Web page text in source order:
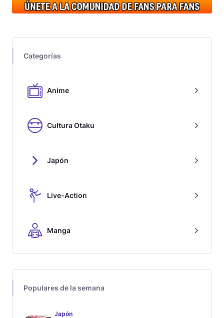
Categorías
Anime
Cultura Otaku
Japón
Live-Action
Manga
Populares de la semana
Japón